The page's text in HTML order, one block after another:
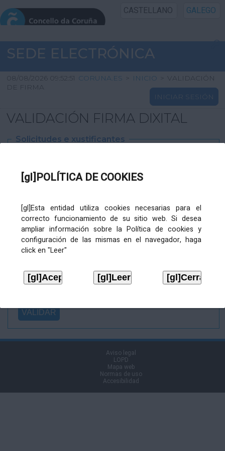
[gl]POLÍTICA DE COOKIES
[gl]Esta entidad utiliza cookies necesarias para el
correcto funcionamiento de su sitio web. Si desea
ampliar información sobre la Política de cookies y
configuración de las mismas en el navegador, haga
click en "Leer"
CASTELLANO GALEGO
INICIO SEDE
INICIO
INFORMACIÓN PÚBLICA
SEDE ELECTRÓNICA
08/08/2026 09:52:51 CORUNA.ES > INICIO >
VALIDACIÓN
DE FIRMA
INICIAR SESIÓN
VALIDACIÓN FIRMA DIXITAL
Solicitudes e xustificantes
XML
Ficheiros varios
Ficheiro
asinado:
firma (.p7s):
Aviso legal
LOPD
Mapa web
Normas de uso
Accesibilidad